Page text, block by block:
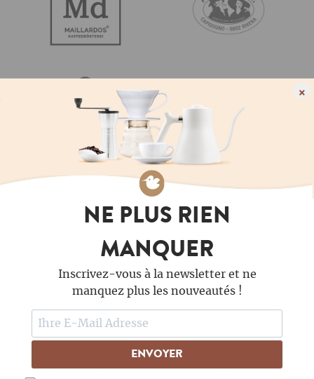
NE PLUS RIEN
MANQUER
Inscrivez-vous à la newsletter et ne
manquez plus les nouveautés !
ENVOYER
×
SUIS-NOUS
LE CAFÉ AIME LA NEWSLETTER - TOI AUSSI ?